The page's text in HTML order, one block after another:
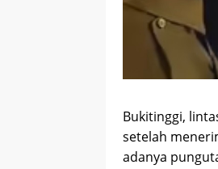
Bukitinggi,
setelah
adanya